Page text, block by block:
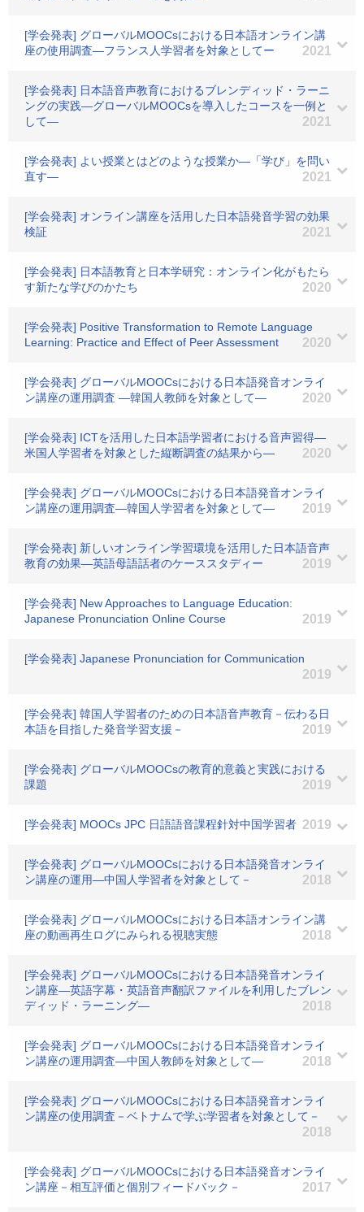
[学会発表] グローバルMOOCsにおける日本語オンライン講
座の使用調査―フランス人学習者を対象としてー
2021
[学会発表] 日本語音声教育におけるブレンディッド・ラーニ
ングの実践―グローバルMOOCsを導入したコースを一例と
して―
2021
[学会発表] よい授業とはどのような授業か―「学び」を問い
直す―
2021
[学会発表] オンライン講座を活用した日本語発音学習の効果
検証
2021
[学会発表] 日本語教育と日本学研究：オンライン化がもたら
す新たな学びのかたち
2020
[学会発表] Positive Transformation to Remote Language
Learning: Practice and Effect of Peer Assessment
2020
[学会発表] グローバルMOOCsにおける日本語発音オンライ
ン講座の運用調査 ―韓国人教師を対象として―
2020
[学会発表] ICTを活用した日本語学習者における音声習得―
米国人学習者を対象とした縦断調査の結果から―
2020
[学会発表] グローバルMOOCsにおける日本語発音オンライ
ン講座の運用調査―韓国人学習者を対象として―
2019
[学会発表] 新しいオンライン学習環境を活用した日本語音声
教育の効果―英語母語話者のケーススタディー
2019
[学会発表] New Approaches to Language Education:
Japanese Pronunciation Online Course
2019
[学会発表] Japanese Pronunciation for Communication
2019
[学会発表] 韓国人学習者のための日本語音声教育－伝わる日
本語を目指した発音学習支援－
2019
[学会発表] グローバルMOOCsの教育的意義と実践における
課題
2019
[学会発表] MOOCs JPC 日語語音課程針対中国学習者 2019
[学会発表] グローバルMOOCsにおける日本語発音オンライ
ン講座の運用―中国人学習者を対象として－
2018
[学会発表] グローバルMOOCsにおける日本語オンライン講
座の動画再生ログにみられる視聴実態
2018
[学会発表] グローバルMOOCsにおける日本語発音オンライ
ン講座―英語字幕・英語音声翻訳ファイルを利用したブレン
ディッド・ラーニング―
2018
[学会発表] グローバルMOOCsにおける日本語発音オンライ
ン講座の運用調査―中国人教師を対象として―
2018
[学会発表] グローバルMOOCsにおける日本語発音オンライ
ン講座の使用調査－ベトナムで学ぶ学習者を対象として－
2018
[学会発表] グローバルMOOCsにおける日本語発音オンライ
ン講座－相互評価と個別フィードバック－
2017